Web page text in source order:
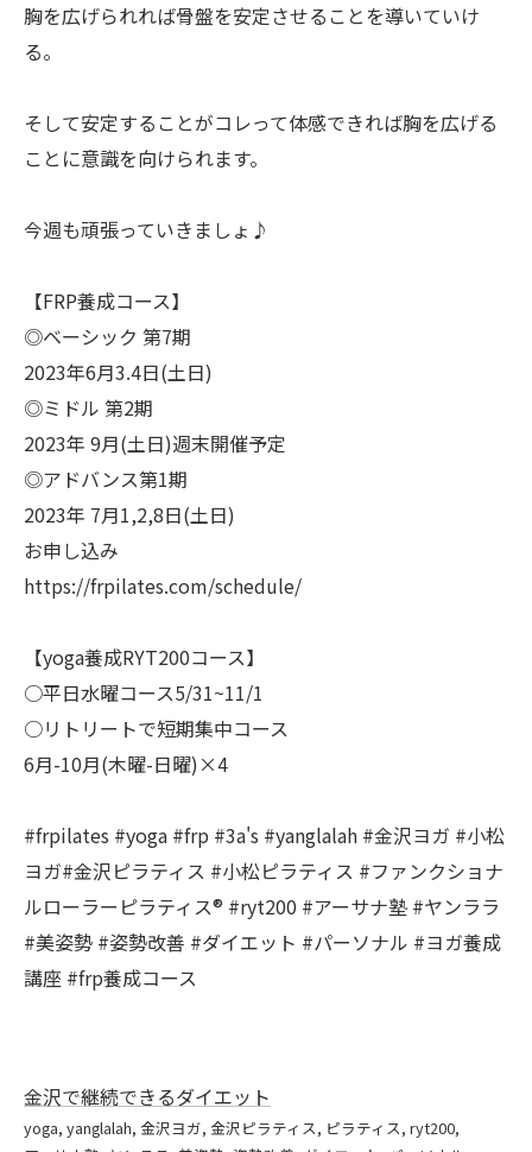
胸を広げられれば骨盤を安定させることを導いていけ
る。
そして安定することがコレって体感できれば胸を広げる
ことに意識を向けられます。
今週も頑張っていきましょ♪
【FRP養成コース】
◎ベーシック 第7期
2023年6月3.4日(土日)
◎ミドル 第2期
2023年 9月(土日)週末開催予定
◎アドバンス第1期
2023年 7月1,2,8日(土日)
お申し込み
https://frpilates.com/schedule/
【yoga養成RYT200コース】
○平日水曜コース5/31~11/1
○リトリートで短期集中コース
6月-10月(木曜-日曜)×4
#frpilates #yoga #frp #3a's #yanglalah #金沢ヨガ #小松
ヨガ#金沢ピラティス #小松ピラティス #ファンクショナ
ルローラーピラティス®︎ #ryt200 #アーサナ塾 #ヤンララ
#美姿勢 #姿勢改善 #ダイエット #パーソナル #ヨガ養成
講座 #frp養成コース
金沢で継続できるダイエット
yoga yanglalah 金沢ヨガ 金沢ピラティス ピラティス ryt200